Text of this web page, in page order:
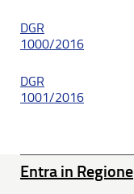
DGR
1000/2016
DGR
1001/2016
Entra in Regione